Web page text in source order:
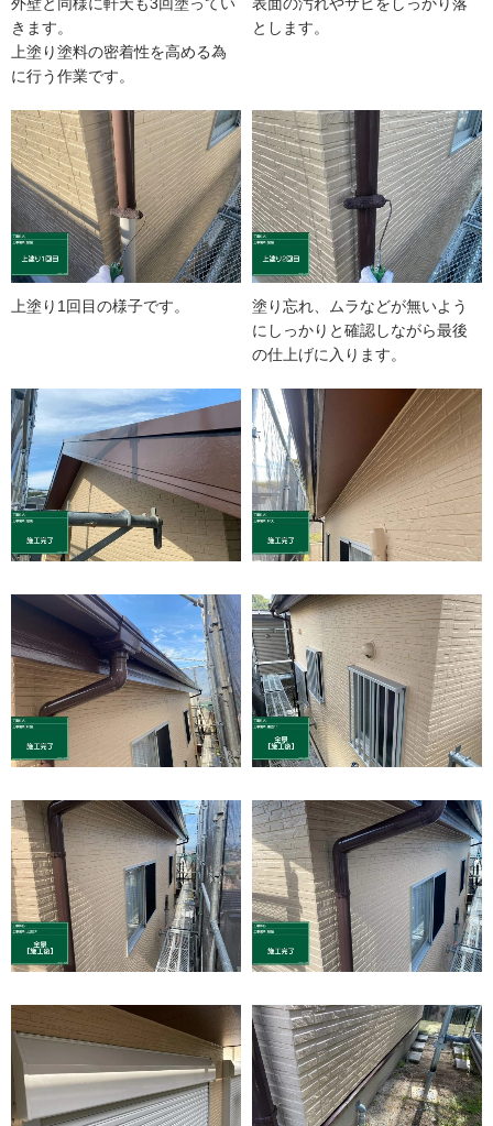
外壁と同様に軒天も3回塗ってい
きます。
上塗り塗料の密着性を高める為
に行う作業です。
表面の汚れやサビをしっかり落
とします。
上塗り1回目の様子です。
塗り忘れ、ムラなどが無いよう
にしっかりと確認しながら最後
の仕上げに入ります。